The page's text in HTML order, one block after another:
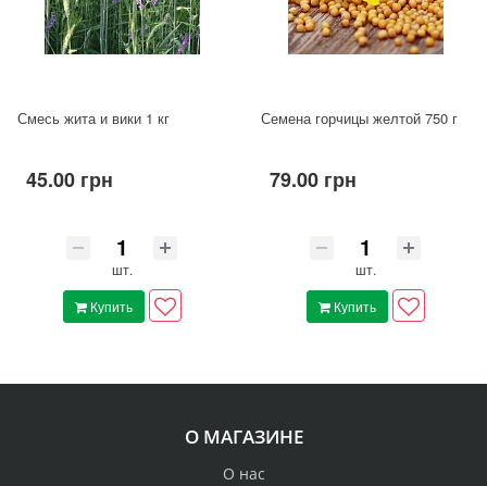
Смесь жита и вики 1 кг
45.00 грн
шт.
Купить
Семена горчицы желтой 750 г
79.00 грн
шт.
Купить
О МАГАЗИНЕ
О нас